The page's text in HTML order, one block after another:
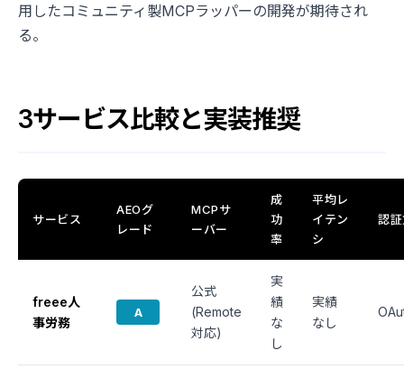
用したコミュニティ製MCPラッパーの開発が期待され
る。
3サービス比較と実装推奨
サービス
AEOグ
レード
MCPサ
ーバー
成
功
率
平均レ
イテン
シ
認
freee人
事労務
A
公式
(Remote
対応)
実
績
な
し
実績
なし